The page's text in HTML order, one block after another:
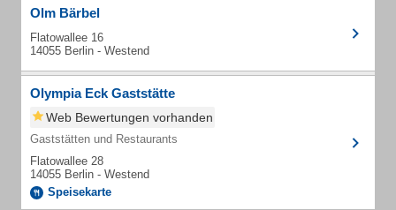
Olm Bärbel
Flatowallee 16
14055 Berlin - Westend
Olympia Eck Gaststätte
Web Bewertungen vorhanden
Gaststätten und Restaurants
Flatowallee 28
14055 Berlin - Westend
Speisekarte